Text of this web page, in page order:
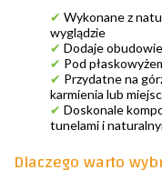
✔ Wykonane z
wyglądzie
✔ Dodaje
✔ Pod
✔ Przydatne na
karmienia lub
✔ Doskonale
tunelami i
Dlaczego warto